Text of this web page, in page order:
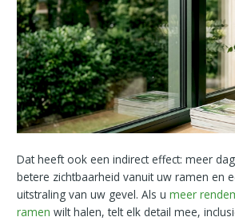
Dat heeft ook een indirect effect: meer
betere zichtbaarheid vanuit uw ramen en
uitstraling van uw gevel. Als umeer
ramen wilt halen, telt elk detail mee,